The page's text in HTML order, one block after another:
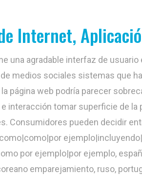
Internet,
una agradable interfaz de
medios sociales sistemas que
página web podría parecer
interacción tomar superficie de la
Consumidores pueden decidir
por ejemplo|por ejemplo,
emparejamiento, ruso,